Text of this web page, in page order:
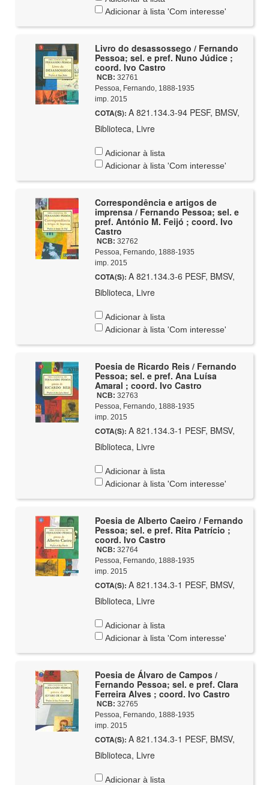
Adicionar à lista 'Com interesse'
Livro do desassossego / Fernando
Pessoa; sel. e pref. Nuno Júdice ;
coord. Ivo Castro
NCB: 32761
Pessoa, Fernando, 1888-1935
imp. 2015
COTA(S): A 821.134.3-94 PESF, BMSV,
Biblioteca, Livre
Adicionar à lista
Adicionar à lista 'Com interesse'
Correspondência e artigos de
imprensa / Fernando Pessoa; sel. e
pref. António M. Feijó ; coord. Ivo
Castro
NCB: 32762
Pessoa, Fernando, 1888-1935
imp. 2015
COTA(S): A 821.134.3-6 PESF, BMSV,
Biblioteca, Livre
Adicionar à lista
Adicionar à lista 'Com interesse'
Poesia de Ricardo Reis / Fernando
Pessoa; sel. e pref. Ana Luísa
Amaral ; coord. Ivo Castro
NCB: 32763
Pessoa, Fernando, 1888-1935
imp. 2015
COTA(S): A 821.134.3-1 PESF, BMSV,
Biblioteca, Livre
Adicionar à lista
Adicionar à lista 'Com interesse'
Poesia de Alberto Caeiro / Fernando
Pessoa; sel. e pref. Rita Patrício ;
coord. Ivo Castro
NCB: 32764
Pessoa, Fernando, 1888-1935
imp. 2015
COTA(S): A 821.134.3-1 PESF, BMSV,
Biblioteca, Livre
Adicionar à lista
Adicionar à lista 'Com interesse'
Poesia de Álvaro de Campos /
Fernando Pessoa; sel. e pref. Clara
Ferreira Alves ; coord. Ivo Castro
NCB: 32765
Pessoa, Fernando, 1888-1935
imp. 2015
COTA(S): A 821.134.3-1 PESF, BMSV,
Biblioteca, Livre
Adicionar à lista